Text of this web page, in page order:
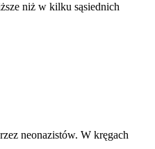
niż w kilku sąsiednich
neonazistów. W kręgach